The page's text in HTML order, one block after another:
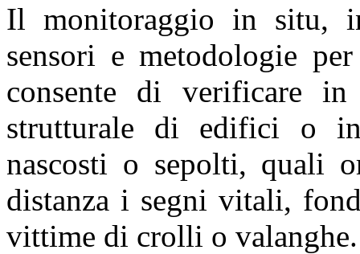
Il monitoraggio in situ,
sensori e metodologie
consente di verificare
strutturale di edifici o
nascosti o sepolti, quali
distanza i segni vitali,
vittime di crolli o valanghe.